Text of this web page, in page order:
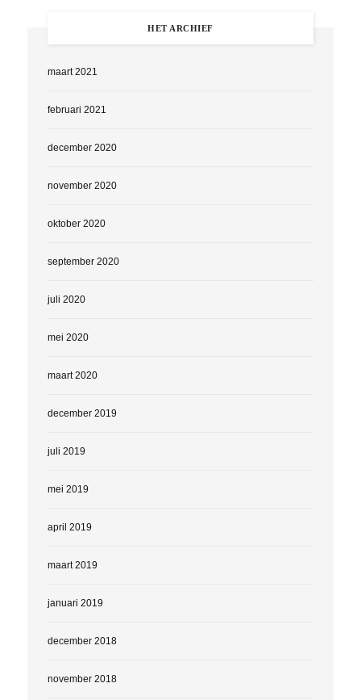
HET ARCHIEF
maart 2021
februari 2021
december 2020
november 2020
oktober 2020
september 2020
juli 2020
mei 2020
maart 2020
december 2019
juli 2019
mei 2019
april 2019
maart 2019
januari 2019
december 2018
november 2018